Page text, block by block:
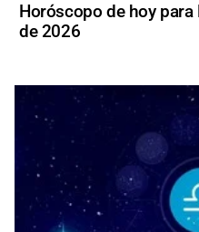
Horóscopo de hoy
de 2026